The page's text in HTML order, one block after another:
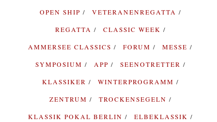
OPEN SHIP
VETERANENREGATTA
REGATTA
CLASSIC WEEK
AMMERSEE CLASSICS
FORUM
MESSE
SYMPOSIUM
APP
SEENOTRETTER
KLASSIKER
WINTERPROGRAMM
ZENTRUM
TROCKENSEGELN
KLASSIK POKAL BERLIN
ELBEKLASSIK